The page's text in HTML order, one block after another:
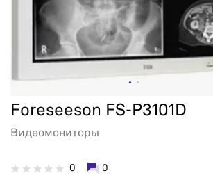
Foreseeson FS-P3101D
Видеомониторы
0 0